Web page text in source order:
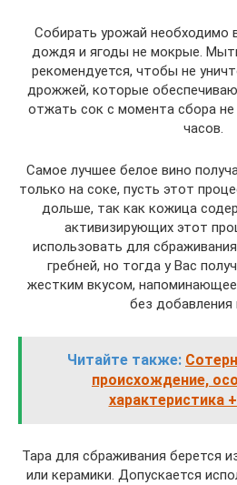
Собирать урожай необходимо
дождя и ягоды не мокрые.
рекомендуется, чтобы не
дрожжей, которые
отжать сок с момента сбора не
часов.
Самое лучшее белое вино
только на соке, пусть этот
дольше, так как кожица
активизирующих этот
использовать для
гребней, но тогда у Вас
жестким вкусом,
без добавления
Читайте также:
происхождение,
характеристика
Тара для сбраживания берется
или керамики. Допускается